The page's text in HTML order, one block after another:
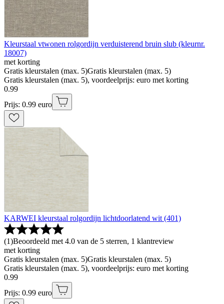
Kleurstaal vtwonen rolgordijn verduisterend bruin slub (kleurnr.
18007)
met korting
Gratis kleurstalen (max. 5)Gratis kleurstalen (max. 5)
Gratis kleurstalen (max. 5), voordeelprijs: euro met korting
0.99
Prijs: 0.99 euro
KARWEI kleurstaal rolgordijn lichtdoorlatend wit (401)
(1)Beoordeeld met 4.0 van de 5 sterren, 1 klantreview
met korting
Gratis kleurstalen (max. 5)Gratis kleurstalen (max. 5)
Gratis kleurstalen (max. 5), voordeelprijs: euro met korting
0.99
Prijs: 0.99 euro